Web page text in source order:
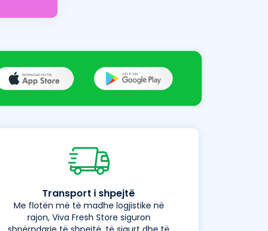
Transport i shpejtë
Me flotën më të madhe logjistike në
rajon, Viva Fresh Store siguron